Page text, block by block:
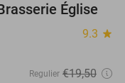
39%
Église
9.3 star
Regulier €19,50